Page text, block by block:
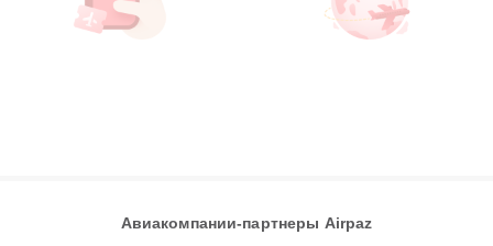
Авиакомпании-партнеры Airpaz